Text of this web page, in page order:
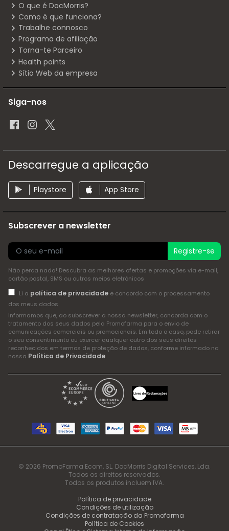
O que é DocMorris?
Como é que funciona?
Trabalhe connosco
Programa de afiliação
Torna-te Parceiro
Health points
Sítio Web da empresa
Siga-nos
Descarregue a aplicação
Playstore App Store
Subscrever a newsletter
Registre-se
Não perca nada! Descubra as melhores ofertas e promoções via e-mail,
cartão postal, SMS ou outros meios eletrónicos
Li a política de privacidadee concordo com o processamento
dos meus dados
Informamos que, ao subscrever a nossa newsletter, concorda com o
tratamento dos seus dados pela Promofarma para o envio de
comunicações comerciais ou promocionais. Em todo o caso, pode retirar
o seu consentimento ou exercer qualquer outro dos seus direitos
reconhecidos em termos de proteção de dados, conforme informado na
nossa Política de Privacidade.
© 2026 PromoFarma Ecom, SL. DocMorris Digital Services, Lda.
Todos os direitos reservados.
Todos os produtos incluem IVA.
Política de privacidade
Condições de utilização
Condições de contratação da Promofarma
Política de Cookies